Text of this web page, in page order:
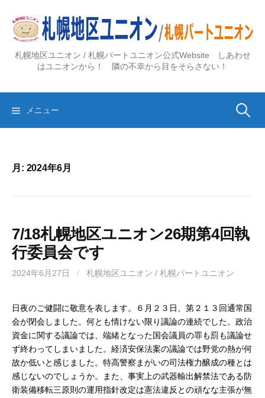
ス
札幌地区ユニオン / 札幌パートユニオン公式Website しあわせ
はユニオンから！ 隣の不幸から目をそらさない！
メニュー 検
月: 2024年6月
7/18札幌地区ユニオン26期第4回執
行委員会です
2024年6月27日 / 札幌地区ユニオン / 札幌パートユニオン
日夜のご健闘に敬意を表します。６月２３日、第２１３回通常国
会が閉会しました。何とも情けない限り議論の連続でした。政治
資金に関する議論では、端緒となった国会議員の罪も罰も議論せ
ず終わってしまいました。経済安保法案の議論では野党の熱が何
故か低いと感じました。特高警察まがいの司法権力醸成の種とは
感じないのでしょうか。また、事実上の武器輸出解禁法である防
衛装備移転三原則の運用指針改定は憲法違反との頑なな主張が無